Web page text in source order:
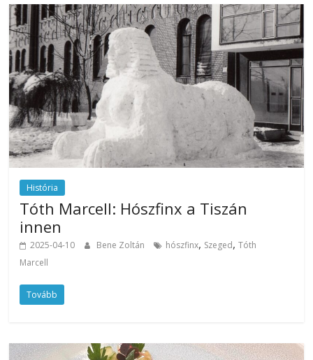
História
Tóth Marcell: Hószfinx a Tiszán
innen
2025-04-10 Bene Zoltán hószfinx, Szeged,Tóth
Marcell
Tovább